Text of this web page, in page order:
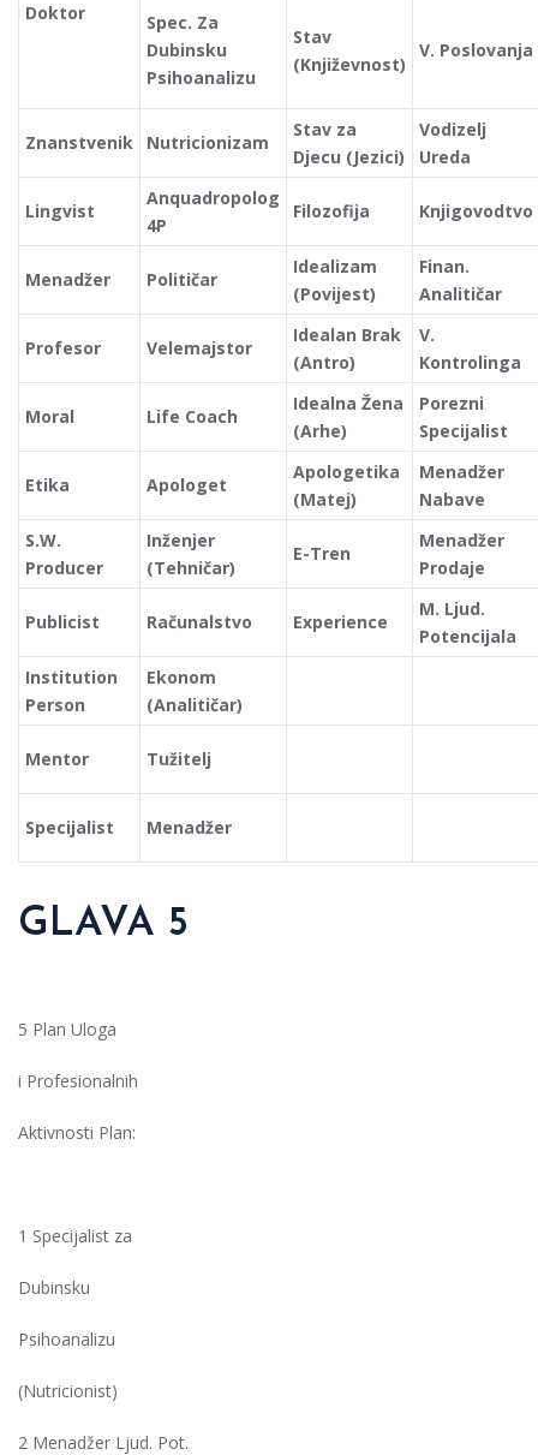
Doktor
Spec. Za
Dubinsku
Psihoanalizu
Stav
(Književnost)
V. Poslovanja
Znanstvenik Nutricionizam
Stav za
Djecu (Jezici)
Vodizelj
Ureda
Lingvist
Anquadropolog
4P
Filozofija Knjigovodtvo
Menadžer Političar
Idealizam
(Povijest)
Finan.
Analitičar
Profesor Velemajstor
Idealan Brak
(Antro)
V.
Kontrolinga
Moral Life Coach
Idealna Žena
(Arhe)
Porezni
Specijalist
Etika Apologet
Apologetika
(Matej)
Menadžer
Nabave
S.W.
Producer
Inženjer
(Tehničar)
E-Tren
Menadžer
Prodaje
Publicist Računalstvo Experience
M. Ljud.
Potencijala
Institution
Person
Ekonom
(Analitičar)
Mentor Tužitelj
Specijalist Menadžer
GLAVA 5
5 Plan Uloga
i Profesionalnih
Aktivnosti Plan:
1 Specijalist za
Dubinsku
Psihoanalizu
(Nutricionist)
2 Menadžer Ljud. Pot.